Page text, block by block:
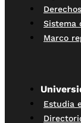
Sistema
Marco
Estudia